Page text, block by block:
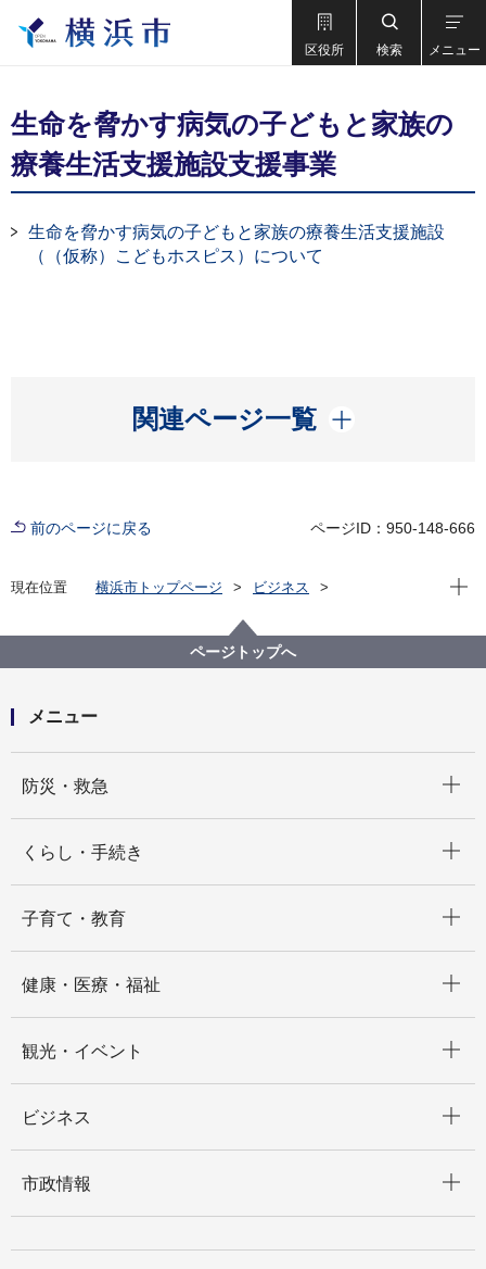
区役所 検索 メニュー
生命を脅かす病気の子どもと家族の
療養生活支援施設支援事業
生命を脅かす病気の子どもと家族の療養生活支援施設
（（仮称）こどもホスピス）について
関連ページ一覧
開く
前のページに戻る ページID：950-148-666
現在位置 横浜市トップページ
ビジネス
生命を脅かす病気の子どもと家族の療養生活支援施設
現在
ページトップへ
メニュー
防災・救急
くらし・手続き
子育て・教育
健康・医療・福祉
観光・イベント
ビジネス
市政情報